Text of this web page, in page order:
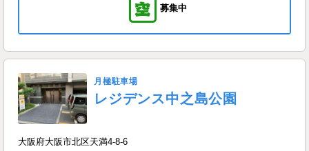
募集中
月極駐車場
レジデンス中之島公園
大阪府大阪市北区天満4-8-6